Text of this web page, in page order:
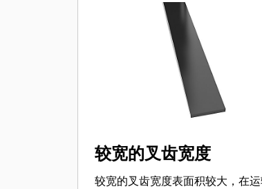
较宽的叉齿宽度
较宽的叉齿宽度表面积较大，在